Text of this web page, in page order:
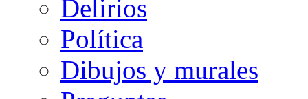
Delirios
Política
Dibujos y murales